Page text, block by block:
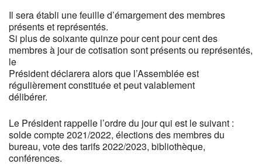
Il sera établi une feuille d’émargement des membres
présents et représentés.
Si plus de soixante quinze pour cent pour cent des
membres à jour de cotisation sont présents ou représentés,
le
Président déclarera alors que l’Assemblée est
régulièrement constituée et peut valablement
délibérer.
Le Président rappelle l’ordre du jour qui est le suivant :
solde compte 2021/2022, élections des membres du
bureau, vote des tarifs 2022/2023, bibliothèque,
conférences.